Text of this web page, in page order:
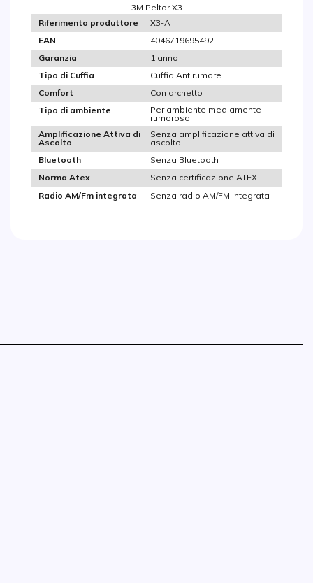
3M Peltor X3
Riferimento produttore
X3-A
EAN
4046719695492
Garanzia
1 anno
Tipo di Cuffia
Cuffia Antirumore
Comfort
Con archetto
Tipo di ambiente
Per ambiente mediamente
rumoroso
Amplificazione Attiva di
Ascolto
Senza amplificazione attiva di
ascolto
Bluetooth
Senza Bluetooth
Norma Atex
Senza certificazione ATEX
Radio AM/Fm integrata
Senza radio AM/FM integrata